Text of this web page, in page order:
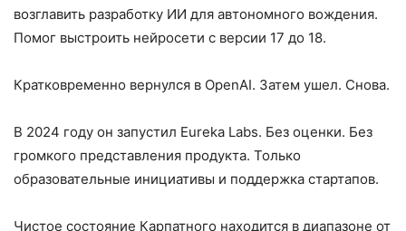
возглавить разработку ИИ для автономного вождения.
Помог выстроить нейросети с версии 17 до 18.
Кратковременно вернулся в OpenAI. Затем ушел. Снова.
В 2024 году он запустил Eureka Labs. Без оценки. Без
громкого представления продукта. Только
образовательные инициативы и поддержка стартапов.
Чистое состояние Карпатного находится в диапазоне от